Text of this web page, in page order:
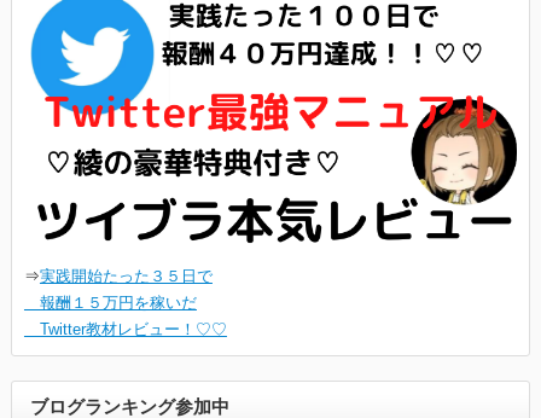
⇒実践開始たった３５日で
報酬１５万円を稼いだ
Twitter教材レビュー！♡♡
ブログランキング参加中